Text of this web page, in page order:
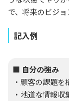
で、将来のビジ
記入例
■ 自分の強み
・顧客の課題
・地道な情報